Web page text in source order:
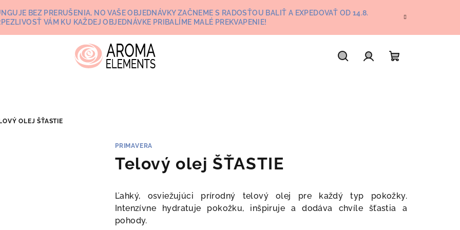
BEZ PRERUŠENIA, NO VAŠE OBJEDNÁVKY ZAČNEME S RADOSŤOU BALIŤ A EXPEDOVAŤ OD 14.8.
VÁM KU KAŽDEJ OBJEDNÁVKE PRIBALÍME MALÉ PREKVAPENIE!
OLEJ ŠŤASTIE
PRIMAVERA
Telový olej ŠŤASTIE
Ľahký, osviežujúci prírodný telový olej pre každý typ pokožky.
Intenzívne hydratuje pokožku, inšpiruje a dodáva chvíle šťastia a
pohody.